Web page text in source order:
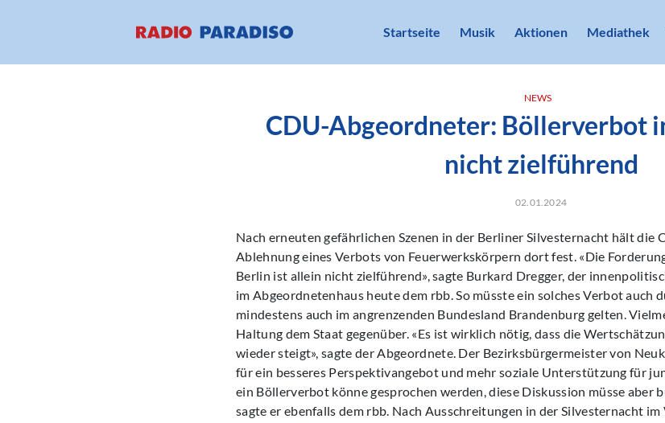
Startseite Musik Aktionen Mediathek
NEWS
CDU-Abgeordneter: Böllerverbot
nicht zielführend
02.01.2024
Nach erneuten gefährlichen Szenen in der Berliner Silvesternacht hält die
Ablehnung eines Verbots von Feuerwerkskörpern dort fest. «Die
Berlin ist allein nicht zielführend», sagte Burkard Dregger, der
im Abgeordnetenhaus heute dem rbb. So müsste ein solches Verbot auch
mindestens auch im angrenzenden Bundesland Brandenburg gelten.
Haltung dem Staat gegenüber. «Es ist wirklich nötig, dass die
wieder steigt», sagte der Abgeordnete. Der Bezirksbürgermeister von
für ein besseres Perspektivangebot und mehr soziale Unterstützung für
ein Böllerverbot könne gesprochen werden, diese Diskussion müsse aber
sagte er ebenfalls dem rbb. Nach Ausschreitungen in der Silvesternacht